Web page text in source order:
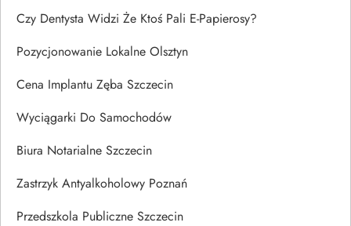
Czy Dentysta Widzi Że Ktoś Pali E-Papierosy?
Pozycjonowanie Lokalne Olsztyn
Cena Implantu Zęba Szczecin
Wyciągarki Do Samochodów
Biura Notarialne Szczecin
Zastrzyk Antyalkoholowy Poznań
Przedszkola Publiczne Szczecin